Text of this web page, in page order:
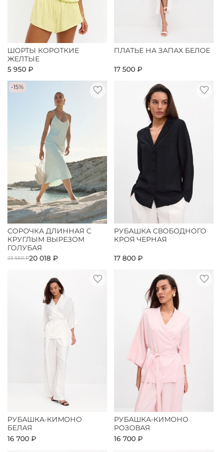
ШОРТЫ КОРОТКИЕ
ЖЕЛТЫЕ
5 950 ₽
ПЛАТЬЕ НА ЗАПАХ БЕЛОЕ
17 500 ₽
-15%
СОРОЧКА ДЛИННАЯ С
КРУГЛЫМ ВЫРЕЗОМ
ГОЛУБАЯ
23 550 ₽20 018 ₽
РУБАШКА СВОБОДНОГО
КРОЯ ЧЕРНАЯ
17 800 ₽
РУБАШКА-КИМОНО
БЕЛАЯ
16 700 ₽
РУБАШКА-КИМОНО
РОЗОВАЯ
16 700 ₽